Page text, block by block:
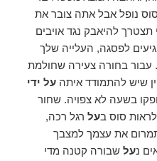
נופל אבל אתה צובר את
להיאבק נגד אויבים
לפסגה, העלייה שלך
עבור בחורה צעירה שחולמת
שיש להתמודד איתהעל ידי
בשעה לא צפויה. שחור
סוס בעל רגל רכה,
תמרום את עצמך למצבך
נעל שבורה קטנה מדי